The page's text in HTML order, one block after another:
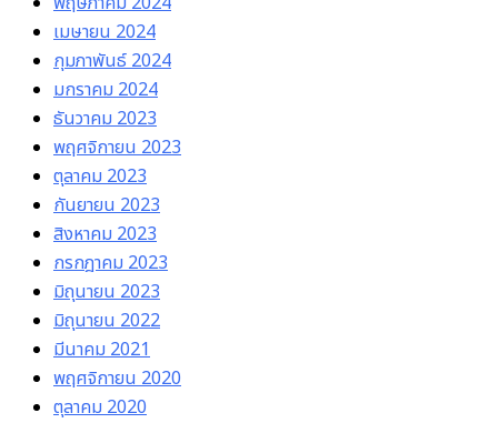
เมษายน 2024
กุมภาพันธ์ 2024
มกราคม 2024
ธันวาคม 2023
พฤศจิกายน 2023
ตุลาคม 2023
กันยายน 2023
สิงหาคม 2023
กรกฎาคม 2023
มิถุนายน 2023
มิถุนายน 2022
มีนาคม 2021
พฤศจิกายน 2020
ตุลาคม 2020